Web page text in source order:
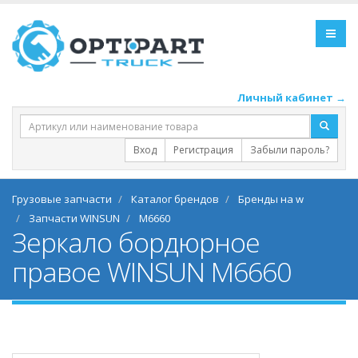
Личный кабинет →
Вход Регистрация Забыли пароль?
Грузовые запчасти Каталог брендов
Бренды на w
Запчасти WINSUN
M6660
Зеркало бордюрное
правое WINSUN M6660